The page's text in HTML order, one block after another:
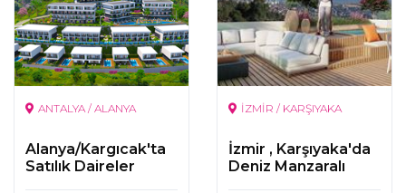
ANTALYA / ALANYA
Alanya/Kargıcak'ta
Satılık Daireler
İZMİR / KARŞIYAKA
İzmir , Karşıyaka'da
Deniz Manzaralı